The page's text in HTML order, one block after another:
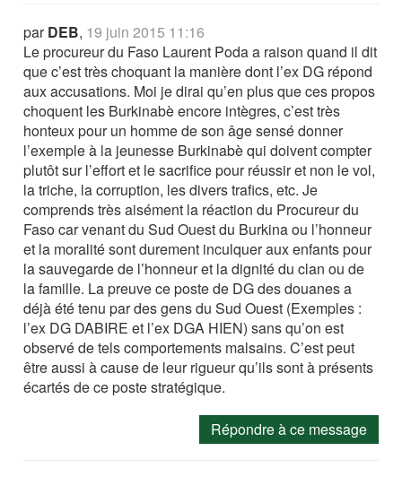
parDEB, 19 juin 2015 11:16
Le procureur du Faso Laurent Poda a raison quand il dit
que c’est très choquant la manière dont l’ex DG répond
aux accusations. Moi je dirai qu’en plus que ces propos
choquent les Burkinabè encore intègres, c’est très
honteux pour un homme de son âge sensé donner
l’exemple à la jeunesse Burkinabè qui doivent compter
plutôt sur l’effort et le sacrifice pour réussir et non le vol,
la triche, la corruption, les divers trafics, etc. Je
comprends très aisément la réaction du Procureur du
Faso car venant du Sud Ouest du Burkina ou l’honneur
et la moralité sont durement inculquer aux enfants pour
la sauvegarde de l’honneur et la dignité du clan ou de
la famille. La preuve ce poste de DG des douanes a
déjà été tenu par des gens du Sud Ouest (Exemples :
l’ex DG DABIRE et l’ex DGA HIEN) sans qu’on est
observé de tels comportements malsains. C’est peut
être aussi à cause de leur rigueur qu’ils sont à présents
écartés de ce poste stratégique.
Répondre à ce message